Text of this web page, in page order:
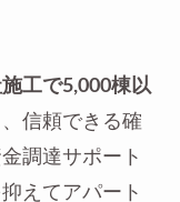
工で5,000棟以
信頼できる確
調達サポート
えてアパート